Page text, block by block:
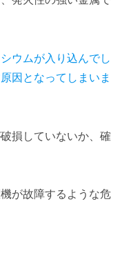
ウムが入り込んでし
因となってしまいま
損していないか、確
が故障するような危